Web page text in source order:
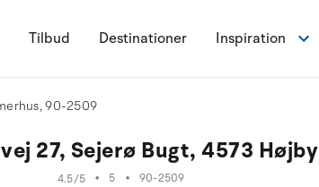
Tilbud Destinationer Inspiration
90-2509
27, Sejerø Bugt, 4573 Højby
4.5/5 • 5 • 90-2509